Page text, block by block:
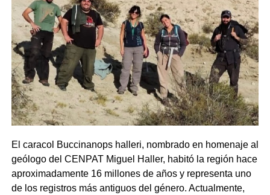
El caracol Buccinanops halleri, nombrado en homenaje al
geólogo del CENPAT Miguel Haller, habitó la región hace
aproximadamente 16 millones de añosy representa uno
de los registros más antiguos del género. Actualmente,